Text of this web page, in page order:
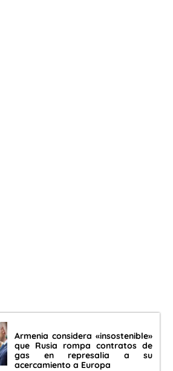
Armenia considera «insostenible»
que Rusia rompa contratos de
gas en represalia a su
acercamiento a Europa